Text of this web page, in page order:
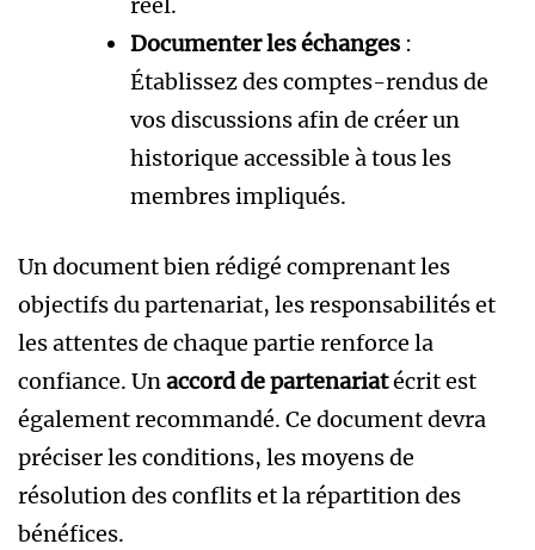
réel.
Documenter les échanges :
Établissez des comptes-rendus de
vos discussions afin de créer un
historique accessible à tous les
membres impliqués.
Un document bien rédigé comprenant les
objectifs du partenariat, les responsabilités et
les attentes de chaque partie renforce la
confiance. Unaccord de partenariatécrit est
également recommandé. Ce document devra
préciser les conditions, les moyens de
résolution des conflits et la répartition des
bénéfices.